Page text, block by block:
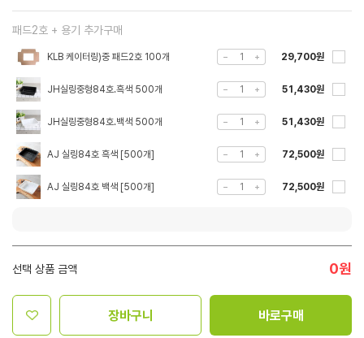
패드2호 + 용기 추가구매
KLB 케이터링)중 패드2호 100개 29,700원
JH실링중형84호.흑색 500개 51,430원
JH실링중형84호.백색 500개 51,430원
AJ 실링84호 흑색 [500개] 72,500원
AJ 실링84호 백색 [500개] 72,500원
선택 상품 금액 0원
장바구니 바로구매